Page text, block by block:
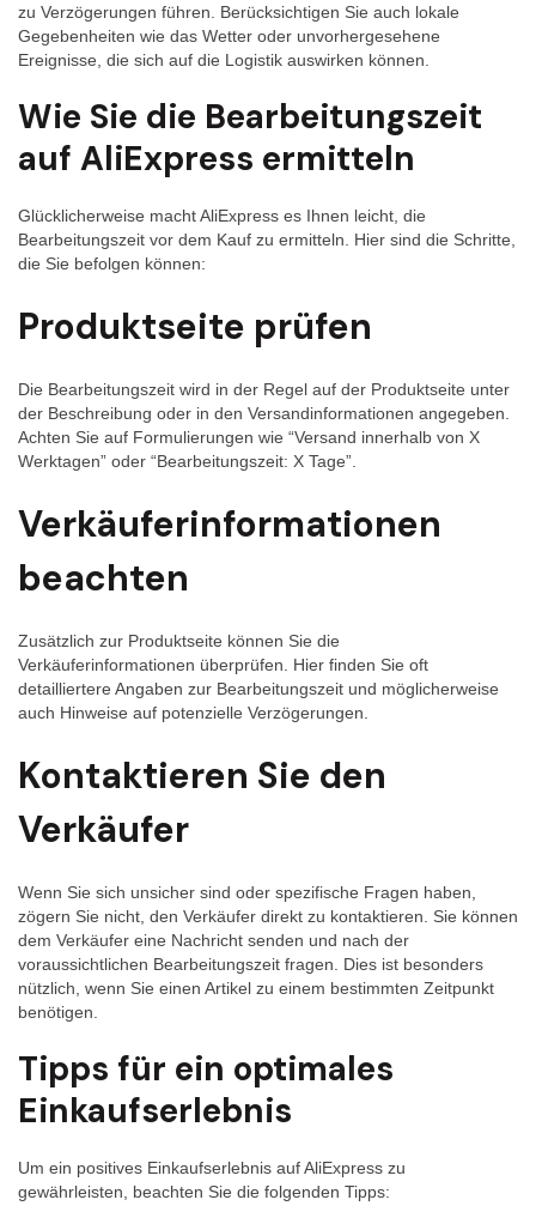
zu Verzögerungen führen. Berücksichtigen Sie auch lokale
Gegebenheiten wie das Wetter oder unvorhergesehene
Ereignisse, die sich auf die Logistik auswirken können.
Wie Sie die Bearbeitungszeit
auf AliExpress ermitteln
Glücklicherweise macht AliExpress es Ihnen leicht, die
Bearbeitungszeit vor dem Kauf zu ermitteln. Hier sind die Schritte,
die Sie befolgen können:
Produktseite prüfen
Die Bearbeitungszeit wird in der Regel auf der Produktseite unter
der Beschreibung oder in den Versandinformationen angegeben.
Achten Sie auf Formulierungen wie “Versand innerhalb von X
Werktagen” oder “Bearbeitungszeit: X Tage”.
Verkäuferinformationen
beachten
Zusätzlich zur Produktseite können Sie die
Verkäuferinformationen überprüfen. Hier finden Sie oft
detailliertere Angaben zur Bearbeitungszeit und möglicherweise
auch Hinweise auf potenzielle Verzögerungen.
Kontaktieren Sie den
Verkäufer
Wenn Sie sich unsicher sind oder spezifische Fragen haben,
zögern Sie nicht, den Verkäufer direkt zu kontaktieren. Sie können
dem Verkäufer eine Nachricht senden und nach der
voraussichtlichen Bearbeitungszeit fragen. Dies ist besonders
nützlich, wenn Sie einen Artikel zu einem bestimmten Zeitpunkt
benötigen.
Tipps für ein optimales
Einkaufserlebnis
Um ein positives Einkaufserlebnis auf AliExpress zu
gewährleisten, beachten Sie die folgenden Tipps: